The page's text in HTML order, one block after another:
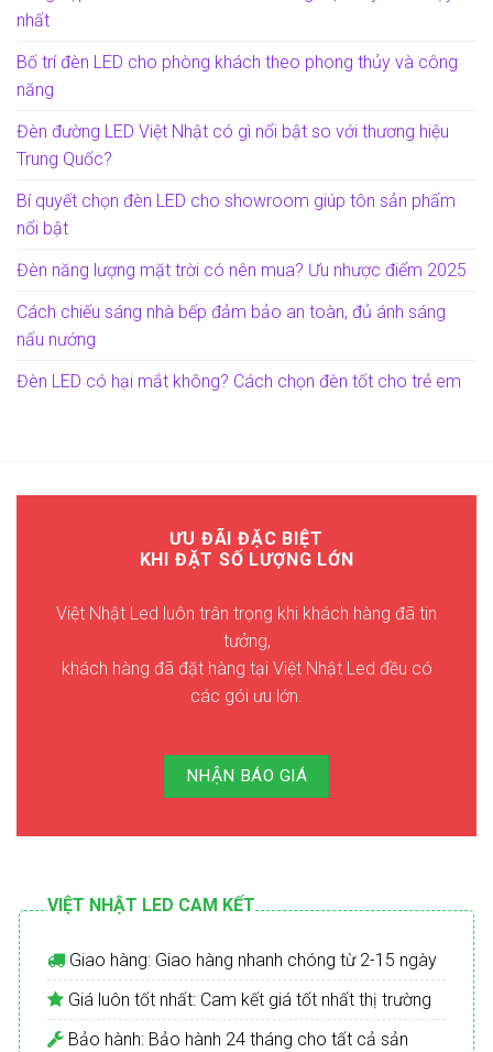
nhất
Bố trí đèn LED cho phòng khách theo phong thủy và công
năng
Đèn đường LED Việt Nhật có gì nổi bật so với thương hiệu
Trung Quốc?
Bí quyết chọn đèn LED cho showroom giúp tôn sản phẩm
nổi bật
Đèn năng lượng mặt trời có nên mua? Ưu nhược điểm 2025
Cách chiếu sáng nhà bếp đảm bảo an toàn, đủ ánh sáng
nấu nướng
Đèn LED có hại mắt không? Cách chọn đèn tốt cho trẻ em
ƯU ĐÃI ĐẶC BIỆT
KHI ĐẶT SỐ LƯỢNG LỚN
Việt Nhật Led luôn trân trọng khi khách hàng đã tin
tưởng,
khách hàng đã đặt hàng tại Việt Nhật Led đều có
các gói ưu lớn.
NHẬN BÁO GIÁ
VIỆT NHẬT LED CAM KẾT
Giao hàng: Giao hàng nhanh chóng từ 2-15 ngày
Giá luôn tốt nhất: Cam kết giá tốt nhất thị trường
Bảo hành: Bảo hành 24 tháng cho tất cả sản